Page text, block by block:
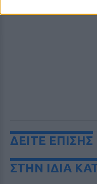
ΔΕΙΤΕ ΕΠΙΣΗΣ
ΣΤΗΝ ΙΔΙΑ